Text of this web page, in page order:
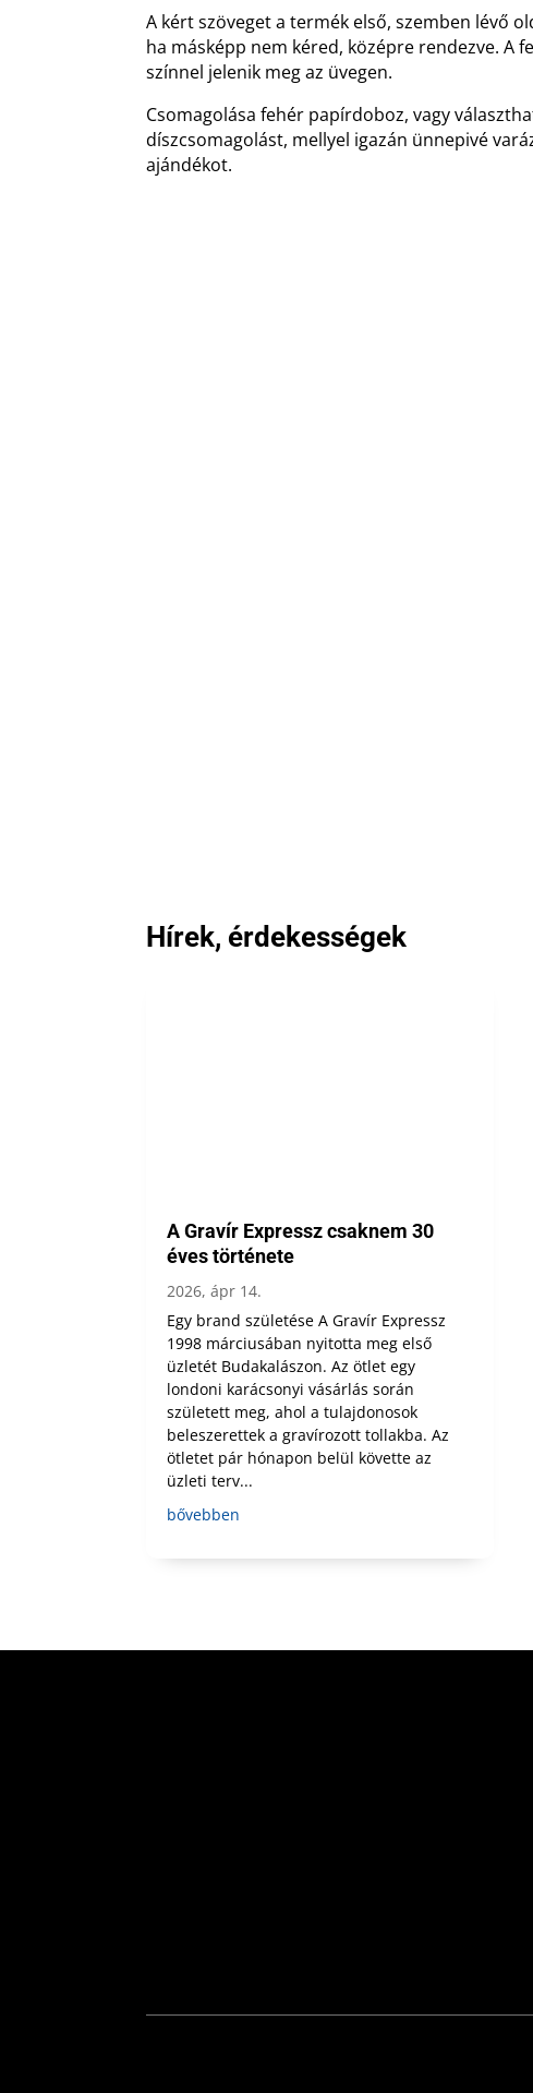
A kért szöveget a termék első, szemben lévő
ha másképp nem kéred, középre rendezve. A
színnel jelenik meg az üvegen.
Csomagolása fehér papírdoboz, vagy
díszcsomagolást, mellyel igazán ünnepivé
ajándékot.
Hírek, érdekességek
A Gravír Expressz csaknem 30
éves története
2026, ápr 14.
Egy brand születése A Gravír Expressz
1998 márciusában nyitotta meg első
üzletét Budakalászon. Az ötlet egy
londoni karácsonyi vásárlás során
született meg, ahol a tulajdonosok
beleszerettek a gravírozott tollakba. Az
ötletet pár hónapon belül követte az
üzleti terv...
bővebben